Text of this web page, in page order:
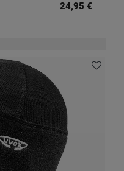
24,95 €